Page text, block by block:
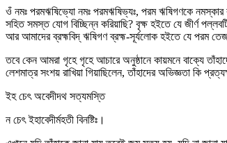
ওঁ নমঃ পরমঋষিভ্যো নমঃ পরমঋষিভ্যঃ, পরম ঋষিগণকে নমস্কার
সহিত সমস্ত যোগ বিচ্ছিন্ন করিয়াছি? বৃক্ষ হইতে যে জীর্ণ
আর আমাদের ব্রহ্মবিদ্‌ ঋষিগণ ব্রহ্ম-সূর্যলোক হইতে যে পরম
তবে কেন আমরা গৃহে গৃহে আচারে অনুষ্ঠানে কায়মনে বাক্যে
লেশমাত্র সংশয় রাখিয়া গিয়াছিলেন, তাঁহাদের অভিজ্ঞতা কি
ইহ চেৎ অবেদীদথ সত্যমস্তি
ন চেৎ ইহাবেদীর্মহতী বিনষ্টিঃ।